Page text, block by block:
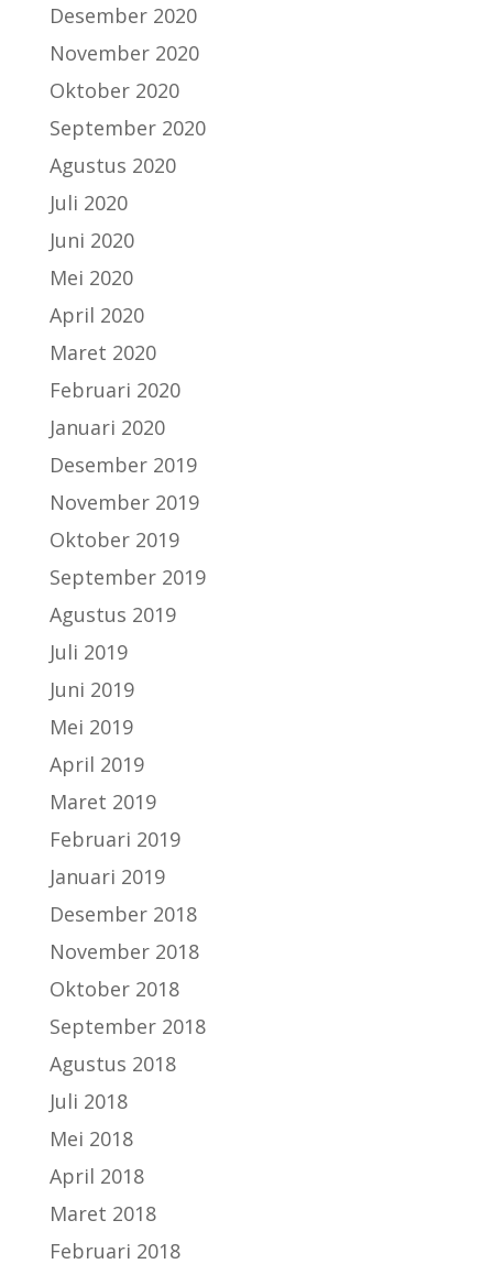
Desember 2020
November 2020
Oktober 2020
September 2020
Agustus 2020
Juli 2020
Juni 2020
Mei 2020
April 2020
Maret 2020
Februari 2020
Januari 2020
Desember 2019
November 2019
Oktober 2019
September 2019
Agustus 2019
Juli 2019
Juni 2019
Mei 2019
April 2019
Maret 2019
Februari 2019
Januari 2019
Desember 2018
November 2018
Oktober 2018
September 2018
Agustus 2018
Juli 2018
Mei 2018
April 2018
Maret 2018
Februari 2018